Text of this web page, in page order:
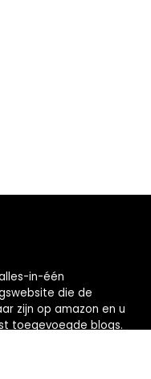
in-één
die de
zijn op amazon en u
toegevoegde blogs.